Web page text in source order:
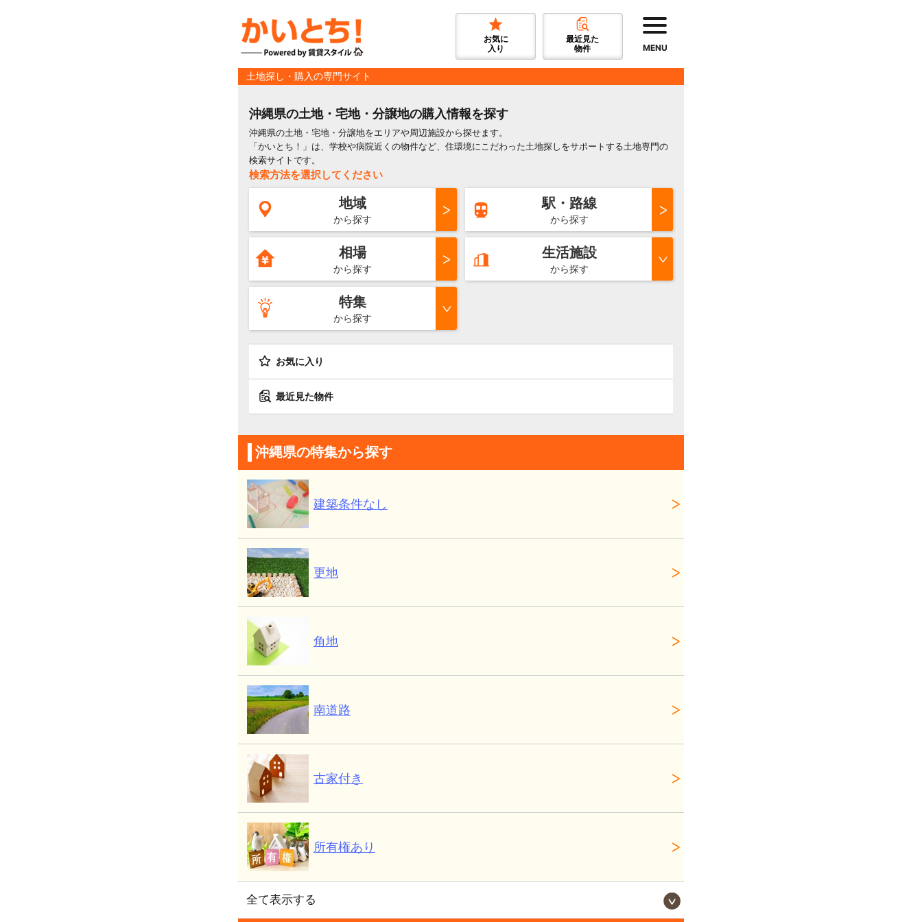
お気に
入り
最近見た
物件
MENU
土地探し・購入の専門サイト
沖縄県の土地・宅地・分譲地の購入情報を探す
沖縄県の土地・宅地・分譲地をエリアや周辺施設から探せます。
「かいとち！」は、学校や病院近くの物件など、住環境にこだわった土地探しをサポートする土地専門の
検索サイトです。
検索方法を選択してください
地域
から探す
駅・路線
から探す
相場
から探す
生活施設
から探す
特集
から探す
お気に入り
最近見た物件
沖縄県の特集から探す
建築条件なし
更地
角地
南道路
古家付き
所有権あり
全て表示する